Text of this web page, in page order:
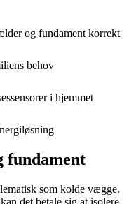
og fundament korrekt
behov
i hjemmet
fundament
som kolde vægge.